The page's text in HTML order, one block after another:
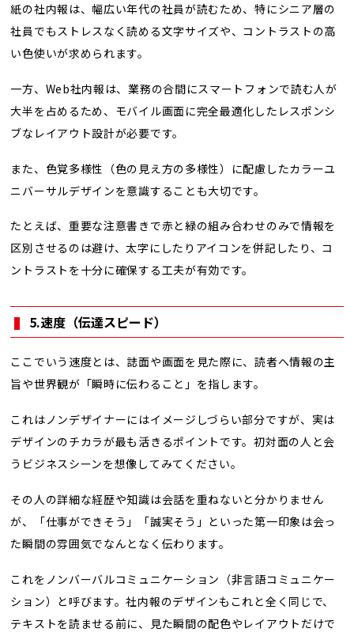
紙の社内報は、幅広い年代の社員が読むため、特にシニア層の
社員でもストレスなく読める文字サイズや、コントラストの高
い色使いが求められます。
一方、Web社内報は、業務の合間にスマートフォンで読む人が
大半を占めるため、モバイル画面に完全最適化したレスポンシ
ブなレイアウト設計が必要です。
また、色覚多様性（色の見え方の多様性）に配慮したカラーユ
ニバーサルデザインを意識することも大切です。
たとえば、重要な注意書きで赤と緑の組み合わせのみで情報を
区別させるのは避け、太字にしたりアイコンを併記したり、コ
ントラストを十分に確保する工夫が有効です。
5.速度（伝達スピード）
ここでいう速度とは、誌面や画面を見た際に、読者へ情報の主
旨や世界観が「瞬時に伝わること」を指します。
これはノンデザイナーにはイメージしづらい部分ですが、実は
デザインのチカラが最も活きるポイントです。初対面の人と会
うビジネスシーンを想像してみてください。
その人の詳細な経歴や知識は会話を重ねないと分かりません
が、「仕事ができそう」「誠実そう」といった第一印象は会っ
た瞬間の雰囲気でなんとなく伝わります。
これをノンバーバルコミュニケーション（非言語コミュニケー
ション）と呼びます。社内報のデザインもこれと全く同じで、
テキストを読ませる前に、見た瞬間の配色やレイアウトだけで